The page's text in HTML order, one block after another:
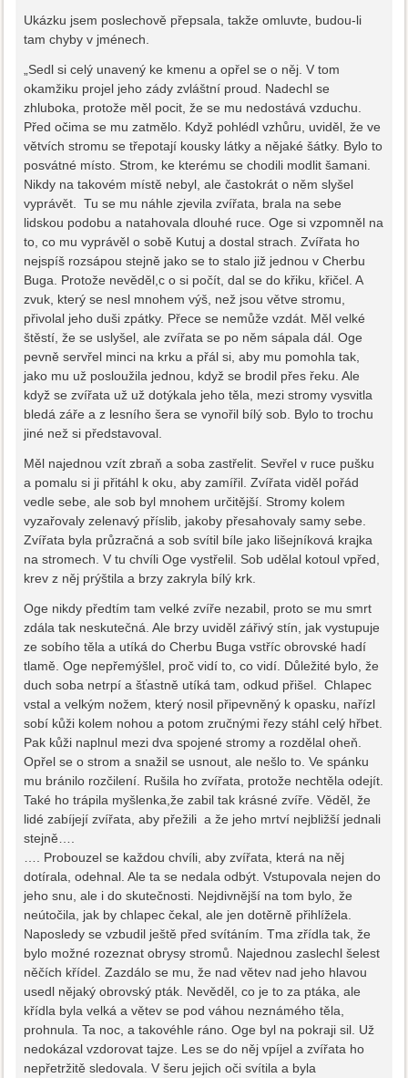
Ukázku jsem poslechově přepsala, takže omluvte, budou-li
tam chyby v jménech.
„Sedl si celý unavený ke kmenu a opřel se o něj. V tom
okamžiku projel jeho zády zvláštní proud. Nadechl se
zhluboka, protože měl pocit, že se mu nedostává vzduchu.
Před očima se mu zatmělo. Když pohlédl vzhůru, uviděl, že ve
větvích stromu se třepotají kousky látky a nějaké šátky. Bylo to
posvátné místo. Strom, ke kterému se chodili modlit šamani.
Nikdy na takovém místě nebyl, ale častokrát o něm slyšel
vyprávět. Tu se mu náhle zjevila zvířata, brala na sebe
lidskou podobu a natahovala dlouhé ruce. Oge si vzpomněl na
to, co mu vyprávěl o sobě Kutuj a dostal strach. Zvířata ho
nejspíš rozsápou stejně jako se to stalo již jednou v Cherbu
Buga. Protože nevěděl,c o si počít, dal se do křiku, křičel. A
zvuk, který se nesl mnohem výš, než jsou větve stromu,
přivolal jeho duši zpátky. Přece se nemůže vzdát. Měl velké
štěstí, že se uslyšel, ale zvířata se po něm sápala dál. Oge
pevně servřel minci na krku a přál si, aby mu pomohla tak,
jako mu už posloužila jednou, když se brodil přes řeku. Ale
když se zvířata už už dotýkala jeho těla, mezi stromy vysvitla
bledá záře a z lesního šera se vynořil bílý sob. Bylo to trochu
jiné než si představoval.
Měl najednou vzít zbraň a soba zastřelit. Sevřel v ruce pušku
a pomalu si ji přitáhl k oku, aby zamířil. Zvířata viděl pořád
vedle sebe, ale sob byl mnohem určitější. Stromy kolem
vyzařovaly zelenavý příslib, jakoby přesahovaly samy sebe.
Zvířata byla průzračná a sob svítil bíle jako lišejníková krajka
na stromech. V tu chvíli Oge vystřelil. Sob udělal kotoul vpřed,
krev z něj prýštila a brzy zakryla bílý krk.
Oge nikdy předtím tam velké zvíře nezabil, proto se mu smrt
zdála tak neskutečná. Ale brzy uviděl zářivý stín, jak vystupuje
ze sobího těla a utíká do Cherbu Buga vstříc obrovské hadí
tlamě. Oge nepřemýšlel, proč vidí to, co vidí. Důležité bylo, že
duch soba netrpí a šťastně utíká tam, odkud přišel. Chlapec
vstal a velkým nožem, který nosil připevněný k opasku, nařízl
sobí kůži kolem nohou a potom zručnými řezy stáhl celý hřbet.
Pak kůži naplnul mezi dva spojené stromy a rozdělal oheň.
Opřel se o strom a snažil se usnout, ale nešlo to. Ve spánku
mu bránilo rozčilení. Rušila ho zvířata, protože nechtěla odejít.
Také ho trápila myšlenka,že zabil tak krásné zvíře. Věděl, že
lidé zabíjejí zvířata, aby přežili a že jeho mrtví nejbližší jednali
stejně….
…. Probouzel se každou chvíli, aby zvířata, která na něj
dotírala, odehnal. Ale ta se nedala odbýt. Vstupovala nejen do
jeho snu, ale i do skutečnosti. Nejdivnější na tom bylo, že
neútočila, jak by chlapec čekal, ale jen dotěrně přihlížela.
Naposledy se vzbudil ještě před svítáním. Tma zřídla tak, že
bylo možné rozeznat obrysy stromů. Najednou zaslechl šelest
něčích křídel. Zazdálo se mu, že nad větev nad jeho hlavou
usedl nějaký obrovský pták. Nevěděl, co je to za ptáka, ale
křídla byla velká a větev se pod váhou neznámého těla,
prohnula. Ta noc, a takovéhle ráno. Oge byl na pokraji sil. Už
nedokázal vzdorovat tajze. Les se do něj vpíjel a zvířata ho
nepřetržitě sledovala. V šeru jejich oči svítila a byla